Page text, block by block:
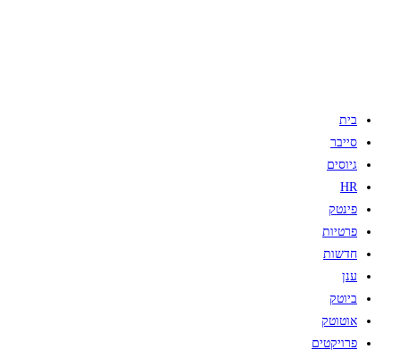
בית
סייבר
גיוסים
HR
פינטק
פרטיות
חדשות
ענן
ביוטק
אוטוטק
פרויקטים